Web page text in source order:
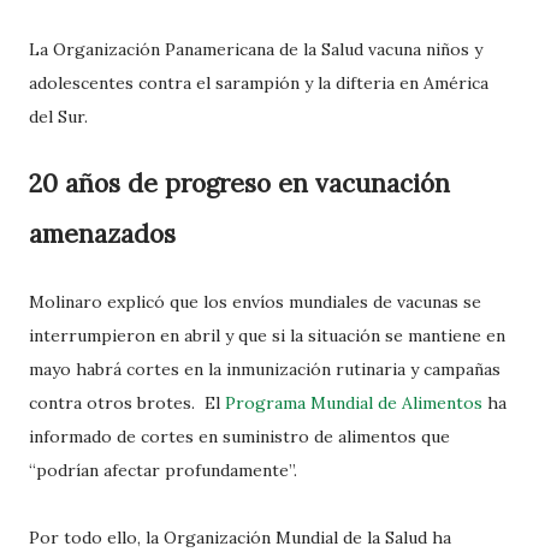
La Organización Panamericana de la Salud vacuna niños y
adolescentes contra el sarampión y la difteria en América
del Sur.
20 años de progreso en vacunación
amenazados
Molinaro explicó que los envíos mundiales de vacunas se
interrumpieron en abril y que si la situación se mantiene en
mayo habrá cortes en la inmunización rutinaria y campañas
contra otros brotes. El Programa Mundial de Alimentos ha
informado de cortes en suministro de alimentos que
“podrían afectar profundamente”.
Por todo ello, la Organización Mundial de la Salud ha